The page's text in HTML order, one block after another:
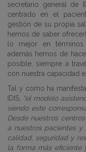
secretario general de
centrado en el
gestión de su propia
hemos de saber
lo mejor en
además hemos de
posible, siempre a
con nuestra capacidad
Tal y como ha
IDIS,
“el modelo
siendo este
Desde nuestros
a nuestros pacientes
calidad, seguridad y
la forma más eficiente